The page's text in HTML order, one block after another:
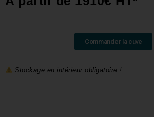
Commander la cuve
Stockage en intérieur obligatoire !